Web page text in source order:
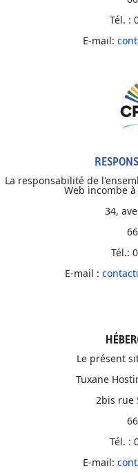
Tél. :
E-mail:
La responsabilité de
Web incombe à
34,
Tél.:
E-mail :
Le présent
Tuxane
2bis rue
Tél. :
E-mail: